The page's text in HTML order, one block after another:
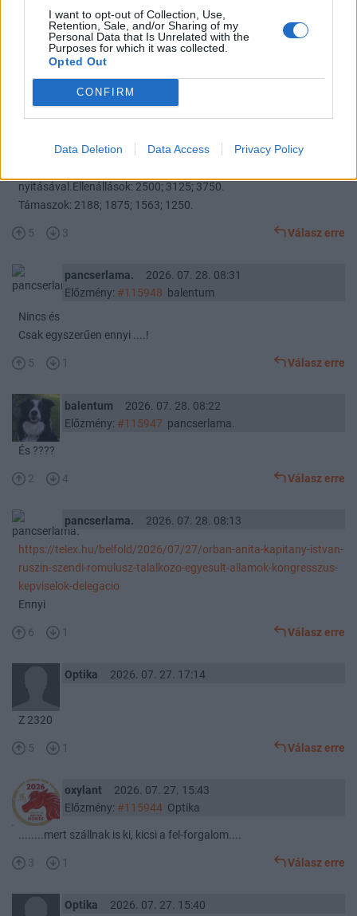
I want to opt-out of Collection, Use,
Retention, Sale, and/or Sharing of my
Personal Data that Is Unrelated with the
Purposes for which it was collected.
Opted Out
CONFIRM
Data Deletion Data Access Privacy Policy
#115951
gyula1971 2026. 07. 28. 11:12
-Rába.-A csökkenő trend továbbra is él, struktúra váltás nem
megerősítő emelkedő napokra lenne szükség nagyobb forgalom
nyitásával.Ellenállások: 2500; 3125; 3750.
Támaszok: 2188; 1875; 1563; 1250.
5 3 Válasz erre
pancserlama.
2026. 07. 28. 08:31
Előzmény: #115948 balentum
Nincs és
Csak egyszerűen ennyi ....!
5 1 Válasz erre
balentum
2026. 07. 28. 08:22
Előzmény: #115947 pancserlama.
És ????
2 4 Válasz erre
pancserlama. 2026. 07. 28. 08:13
https://telex.hu/belfold/2026/07/27/orban-anita-kapitany-istvan-
ruszin-szendi-romulusz-talalkozo-egyesult-allamok-kongresszus-
kepviselok-delegacio
Ennyi
6 1 Válasz erre
Optika 2026. 07. 27. 17:14
Z 2320
5 1 Válasz erre
oxylant
2026. 07. 27. 15:43
Előzmény: #115944Optika
........mert szállnak is ki, kicsi a fel-forgalom....
3 1 Válasz erre
Optika 2026. 07. 27. 15:40